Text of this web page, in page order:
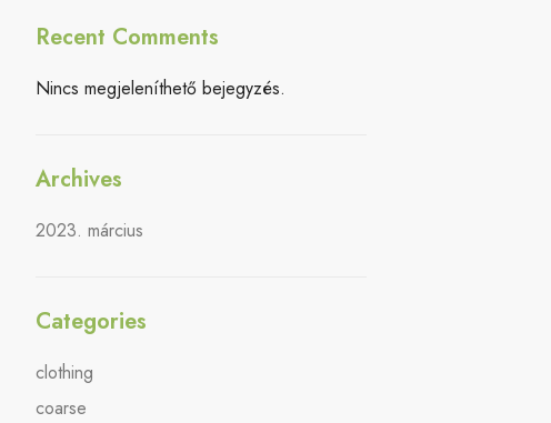
Recent Comments
Nincs megjeleníthető bejegyzés.
Archives
2023. március
Categories
clothing
coarse